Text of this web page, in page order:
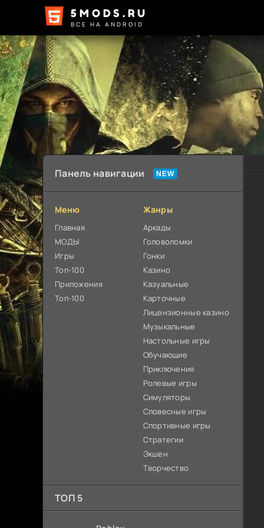
5MODS.RU
ВСЕ НА ANDROID
Панель навигации
Меню
Главная
МОДЫ
Игры
Топ-100
Приложения
Топ-100
Жанры
Аркады
Головоломки
Гонки
Казино
Казуальные
Карточные
Лицензионные казино
Музыкальные
Настольные игры
Обучающие
Приключения
Ролевые игры
Симуляторы
Словесные игры
Спортивные игры
Стратегии
Экшен
Творчество
ТОП 5